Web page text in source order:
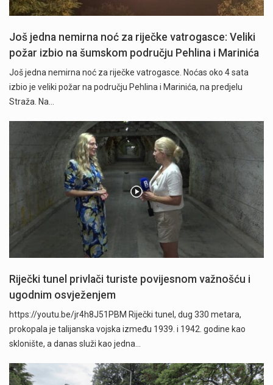
Još jedna nemirna noć za riječke vatrogasce: Veliki
požar izbio na šumskom području Pehlina i Marinića
Još jedna nemirna noć za riječke vatrogasce. Noćas oko 4 sata
izbio je veliki požar na području Pehlina i Marinića, na predjelu
Straža. Na…
Riječki tunel privlači turiste povijesnom važnošću i
ugodnim osvježenjem
https://youtu.be/jr4h8J51PBM Riječki tunel, dug 330 metara,
prokopala je talijanska vojska između 1939. i 1942. godine kao
sklonište, a danas služi kao jedna…